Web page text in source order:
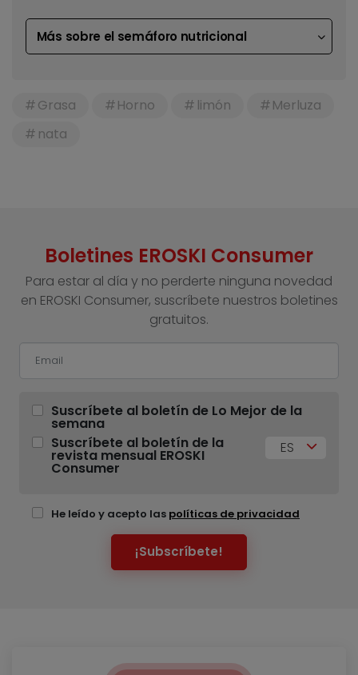
Más sobre el semáforo nutricional
Grasa Horno limón
Merluza
nata
Boletines EROSKI Consumer
Para estar al día y no perderte ninguna novedad
en EROSKI Consumer, suscríbete nuestros boletines
gratuitos.
Suscríbete al boletín de Lo Mejor de la
semana
Suscríbete al boletín de la
revista mensual EROSKI
Consumer
ES
He leído y acepto las políticas de privacidad
¡Subscríbete!